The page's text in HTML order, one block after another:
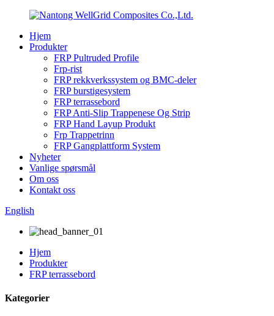
Hjem
Produkter
FRP Pultruded Profile
Frp-rist
FRP rekkverkssystem og BMC-deler
FRP burstigesystem
FRP terrassebord
FRP Anti-Slip Trappenese Og Strip
FRP Hand Layup Produkt
Frp Trappetrinn
FRP Gangplattform System
Nyheter
Vanlige spørsmål
Om oss
Kontakt oss
English
Hjem
Produkter
FRP terrassebord
Kategorier